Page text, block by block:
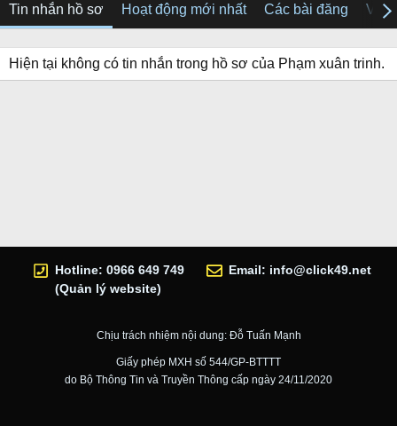
Tin nhắn hồ sơ Hoạt động mới nhất Các bài đăng Về
Hiện tại không có tin nhắn trong hồ sơ của Phạm xuân trinh.
Hotline: 0966 649 749
(Quản lý website)
Email: info@click49.net
Chịu trách nhiệm nội dung: Đỗ Tuấn Mạnh
Giấy phép MXH số 544/GP-BTTTT
do Bộ Thông Tin và Truyền Thông cấp ngày 24/11/2020